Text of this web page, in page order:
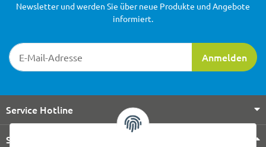
Newsletter-Registrierung
Anmelden
Newsletter und werden Sie über neue Produkte und Angebote
informiert.
Service Hotline
Shop Service